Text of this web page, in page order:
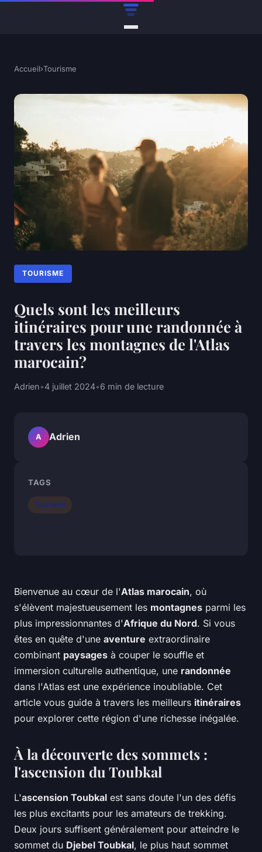
Accueil›Tourisme
TOURISME
Quels sont les meilleurs
itinéraires pour une randonnée à
travers les montagnes de l'Atlas
marocain?
Adrien•4 juillet 2024•6 min de lecture
Bienvenue au cœur de l'Atlas marocain, où
s'élèvent majestueusement les montagnes parmi les
plus impressionnantes d'Afrique du Nord. Si vous
êtes en quête d'une aventure extraordinaire
combinant paysages à couper le souffle et
immersion culturelle authentique, une randonnée
dans l'Atlas est une expérience inoubliable. Cet
article vous guide à travers les meilleurs itinéraires
pour explorer cette région d'une richesse inégalée.
À la découverte des sommets :
l'ascension du Toubkal
L'ascension Toubkal est sans doute l'un des défis
les plus excitants pour les amateurs de trekking.
Deux jours suffisent généralement pour atteindre le
sommet du Djebel Toubkal, le plus haut sommet
A Adrien
TAGS
Tourisme